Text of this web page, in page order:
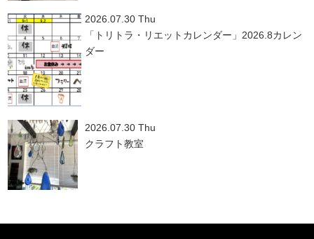
2026.07.30 Thu
「トリトラ・リエットカレンダー」2026.8カレン
ダー
2026.07.30 Thu
クラフト教室